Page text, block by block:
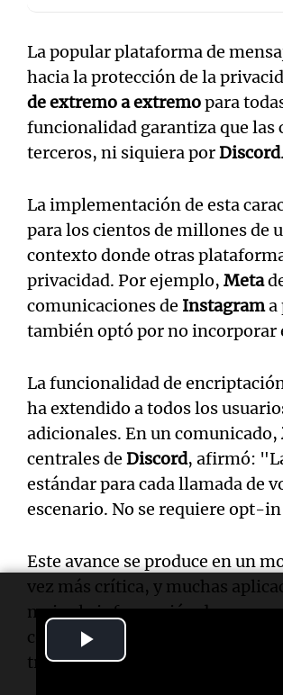
La popular plataforma de
hacia la protección de la
de extremo a extremopara
funcionalidad garantiza que las
terceros, ni siquiera porDiscord.
La implementación de esta
para los cientos de millones de
contexto donde otras
privacidad. Por ejemplo, Meta
comunicaciones de Instagrama
también optó por no incorporar
La funcionalidad de
ha extendido a todos los
adicionales. En un comunicado,
centrales de Discord, afirmó:
estándar para cada llamada de
escenario. No se requiere opt-
Este avance se produce en un
vez más crítica, y muchas
mejor la información de sus
como un líder en el ámbito de
tranquilidad de que sus